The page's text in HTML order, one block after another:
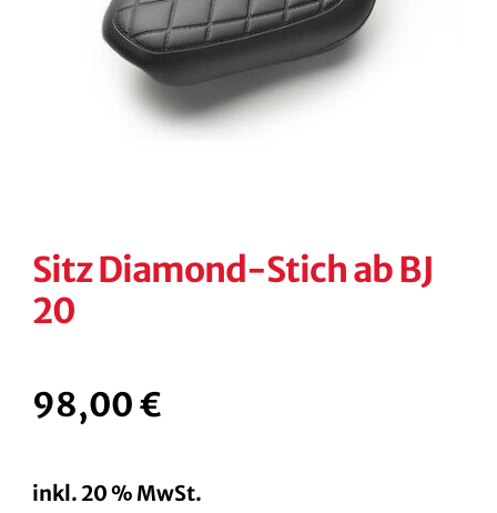
RECHTLICHES
Sitz Diamond-Stich ab BJ
20
98,00€
inkl. 20 % MwSt.